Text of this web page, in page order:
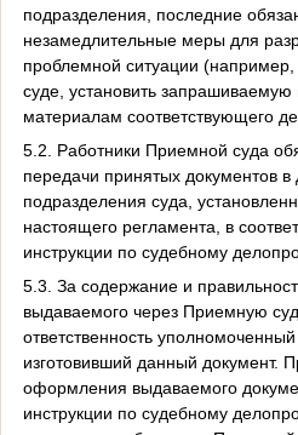
подразделения, последние
незамедлительные меры для
проблемной ситуации
суде, установить
материалам соответствующего
5.2. Работники Приемной суда
передачи принятых документов в
подразделения суда,
настоящего регламента, в
инструкции по судебному
5.3. За содержание и
выдаваемого через Приемную
ответственность
изготовивший данный документ.
оформления выдаваемого
инструкции по судебному